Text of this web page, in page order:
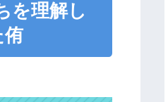
を理解し
侑